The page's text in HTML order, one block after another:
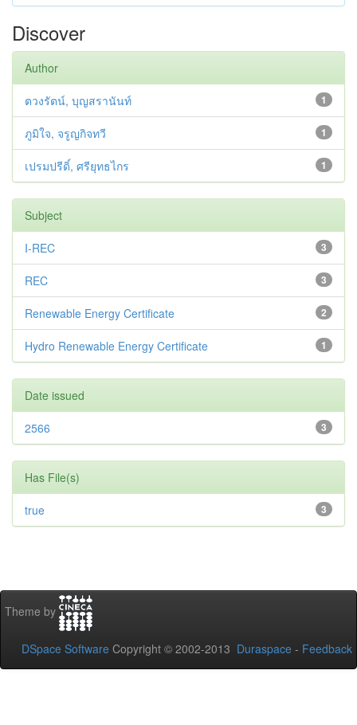
Discover
Author
1
ตวงรัตน์, บุญสรานันท์
1
ภูมิใจ, จรูญกิจทวี
1
เปรมปรีดิ์, ศรียุทธไกร
Subject
3
I-REC
3
REC
2
Renewable Energy Certificate
1
Hydro Renewable Energy Certificate
Date issued
3
2566
Has File(s)
3
true
Theme by
DSpace Software Copyright © 2002-2013 Duraspace - Feedback